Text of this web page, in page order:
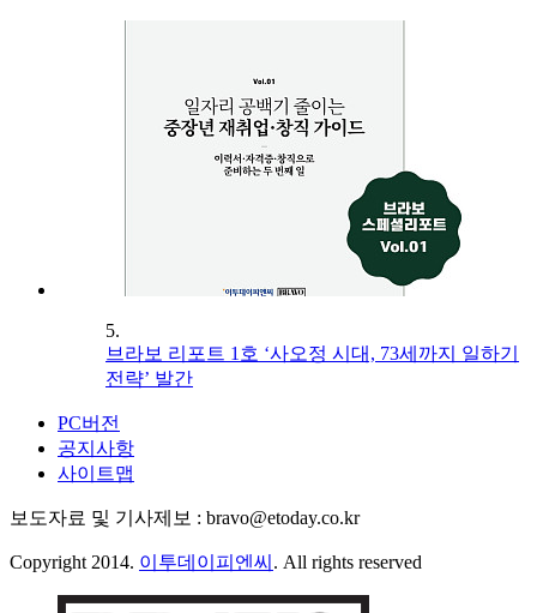
5.
브라보 리포트 1호 ‘사오정 시대, 73세까지 일하기
전략’ 발간
PC버전
공지사항
사이트맵
보도자료 및 기사제보 : bravo@etoday.co.kr
Copyright 2014. 이투데이피엔씨 . All rights reserved